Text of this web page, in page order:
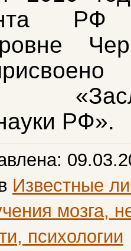
РФ
РФ».
Известные
мозга,
психологии